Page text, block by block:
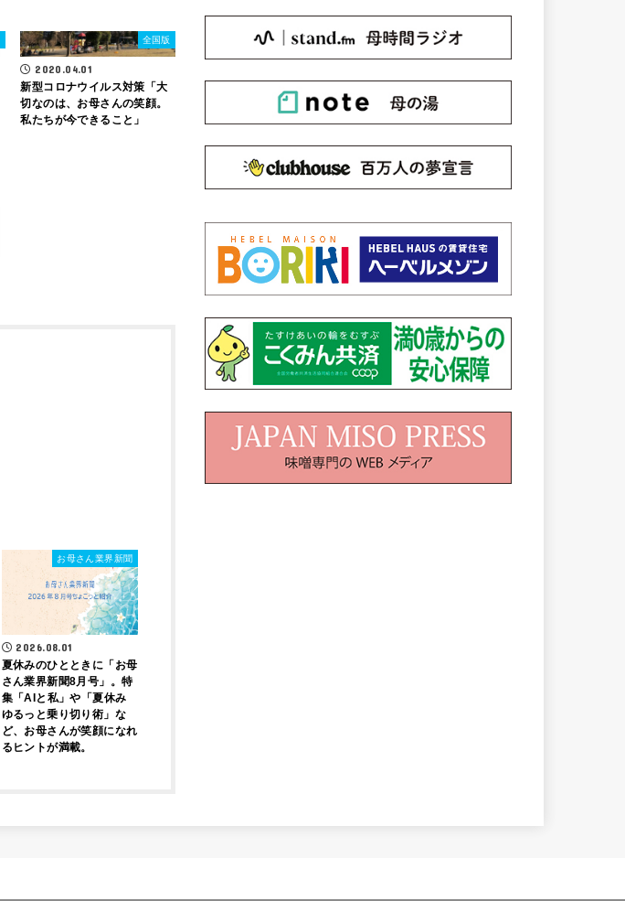
全国版
2020.04.01
新型コロナウイルス対策「大
切なのは、お母さんの笑顔。
私たちが今できること」
お母さん業界新聞
2026.08.01
夏休みのひとときに「お母
さん業界新聞8月号」。特
集「AIと私」や「夏休み
ゆるっと乗り切り術」な
ど、お母さんが笑顔になれ
るヒントが満載。